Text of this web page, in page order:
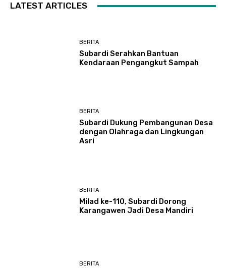
LATEST ARTICLES
BERITA
Subardi Serahkan Bantuan
Kendaraan Pengangkut Sampah
BERITA
Subardi Dukung Pembangunan Desa
dengan Olahraga dan Lingkungan
Asri
BERITA
Milad ke-110, Subardi Dorong
Karangawen Jadi Desa Mandiri
BERITA